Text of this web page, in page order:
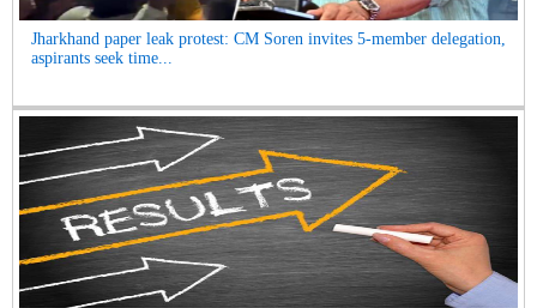
Jharkhand paper leak protest: CM Soren invites 5-member delegation,
aspirants seek time...